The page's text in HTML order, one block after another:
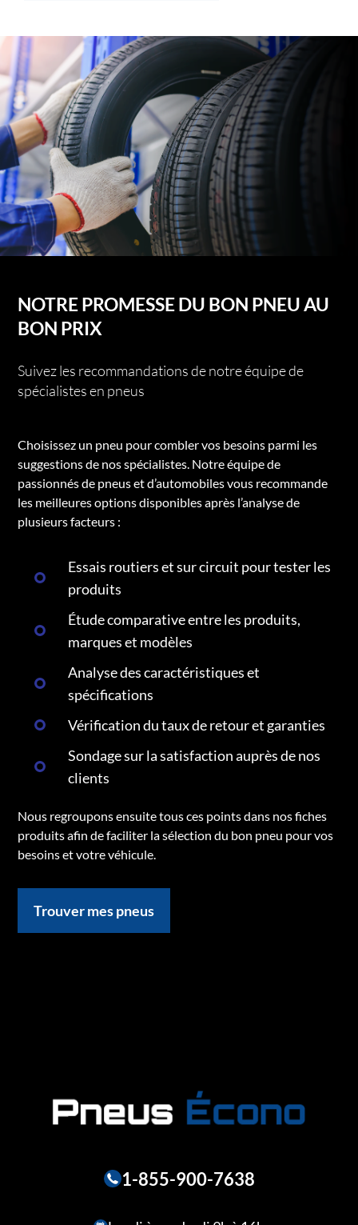
NOTRE PROMESSE DU BON PNEU AU
BON PRIX
Suivez les recommandations de notre équipe de
spécialistes en pneus
Choisissez un pneu pour combler vos besoins parmi les
suggestions de nos spécialistes. Notre équipe de
passionnés de pneus et d’automobiles vous recommande
les meilleures options disponibles après l’analyse de
plusieurs facteurs :
Essais routiers et sur circuit pour tester les
produits
Étude comparative entre les produits,
marques et modèles
Analyse des caractéristiques et
spécifications
Vérification du taux de retour et garanties
Sondage sur la satisfaction auprès de nos
clients
Nous regroupons ensuite tous ces points dans nos fiches
produits afin de faciliter la sélection du bon pneu pour vos
besoins et votre véhicule.
Trouver mes pneus
1-855-900-7638